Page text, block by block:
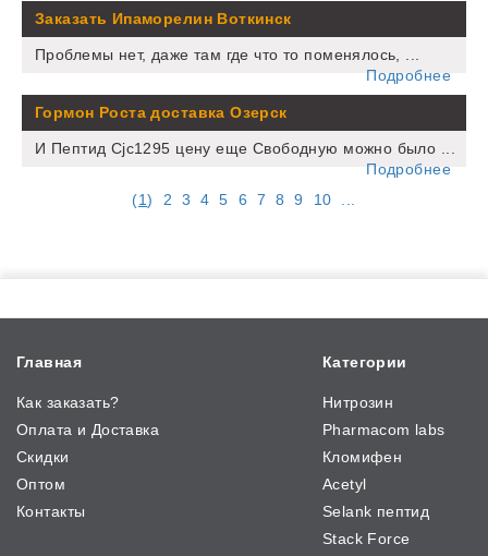
Заказать Ипаморелин Воткинск
Проблемы нет, даже там где что то поменялось, ...
Подробнее
Гормон Роста доставка Озерск
И Пептид Cjc1295 цену еще Свободную можно было ...
Подробнее
(1) 2 3 4 5 6 7 8 9 10 ...
Главная
Как заказать?
Оплата и Доставка
Скидки
Оптом
Контакты
Категории
Нитрозин
Pharmacom labs
Кломифен
Acetyl
Selank пептид
Stack Force